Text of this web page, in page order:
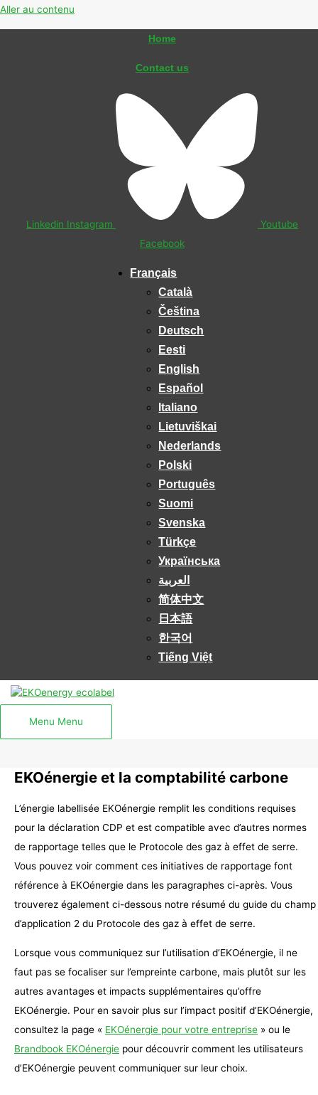
Aller au contenu
Home
Contact us
Linkedin Instagram
Youtube
Facebook
Français
Català
Čeština
Deutsch
Eesti
English
Español
Italiano
Lietuviškai
Nederlands
Polski
Português
Suomi
Svenska
Türkçe
Українська
العربية
简体中文
日本語
한국어
Tiếng Việt
Menu Menu
EKOénergie et la comptabilité carbone
L’énergie labellisée EKOénergie remplit les conditions requises
pour la déclaration CDP et est compatible avec d’autres normes
de rapportage telles que le Protocole des gaz à effet de serre.
Vous pouvez voir comment ces initiatives de rapportage font
référence à EKOénergie dans les paragraphes ci-après. Vous
trouverez également ci-dessous notre résumé du guide du champ
d’application 2 du Protocole des gaz à effet de serre.
Lorsque vous communiquez sur l’utilisation d’EKOénergie, il ne
faut pas se focaliser sur l’empreinte carbone, mais plutôt sur les
autres avantages et impacts supplémentaires qu’offre
EKOénergie. Pour en savoir plus sur l’impact positif d’EKOénergie,
consultez la page « EKOénergie pour votre entreprise » ou le
Brandbook EKOénergie pour découvrir comment les utilisateurs
d’EKOénergie peuvent communiquer sur leur choix.